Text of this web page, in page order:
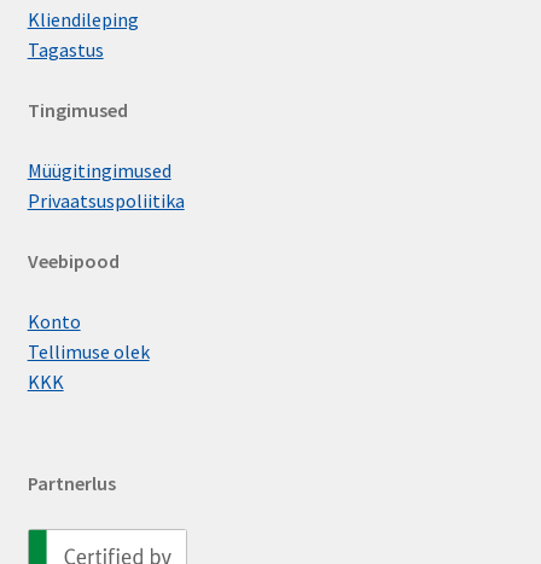
Kliendileping
Tagastus
Tingimused
Müügitingimused
Privaatsuspoliitika
Veebipood
Konto
Tellimuse olek
KKK
Partnerlus